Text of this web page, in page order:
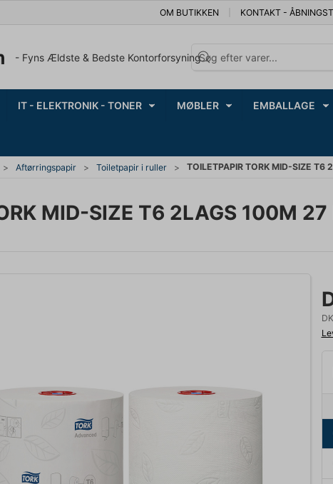
OM BUTIKKEN KONTAKT -
- Fyns Ældste & Bedste Kontorforsyning
IT - ELEKTRONIK - TONER MØBLER EMBALLAGE
Aftørringspapir Toiletpapir i ruller TOILETPAPIR TORK MID-SIZE T6
MID-SIZE T6 2LAGS 100M